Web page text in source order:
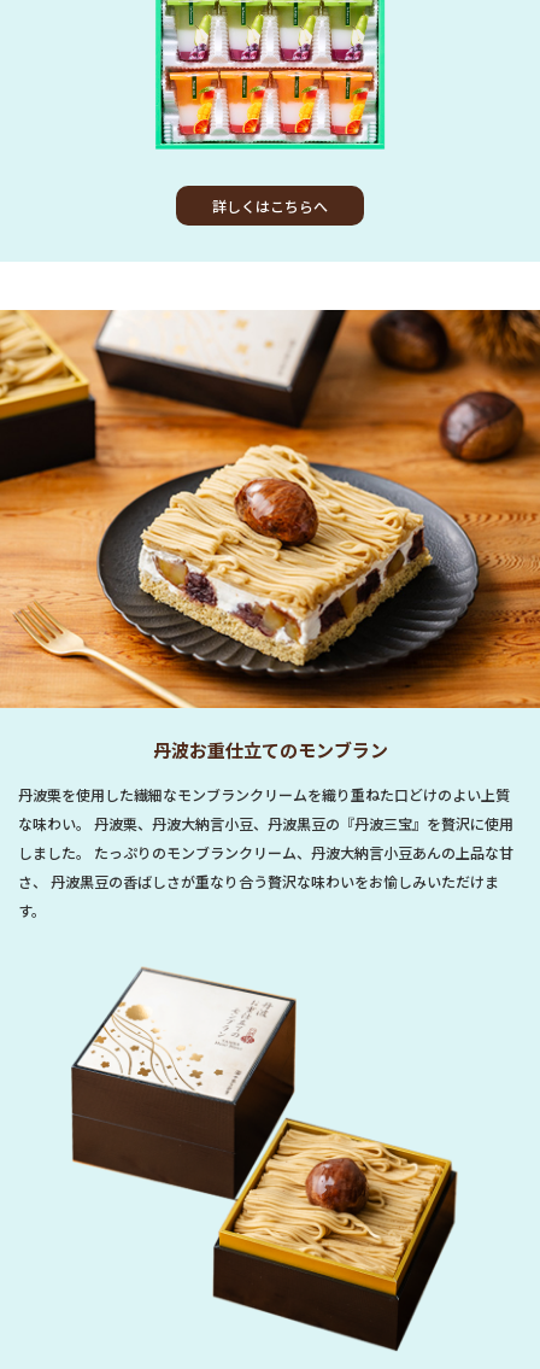
詳しくはこちらへ
丹波お重仕立てのモンブラン
丹波栗を使用した繊細なモンブランクリームを織り重ねた口どけのよい上質
な味わい。 丹波栗、丹波大納言小豆、丹波黒豆の『丹波三宝』を贅沢に使用
しました。 たっぷりのモンブランクリーム、丹波大納言小豆あんの上品な甘
さ、 丹波黒豆の香ばしさが重なり合う贅沢な味わいをお愉しみいただけま
す。